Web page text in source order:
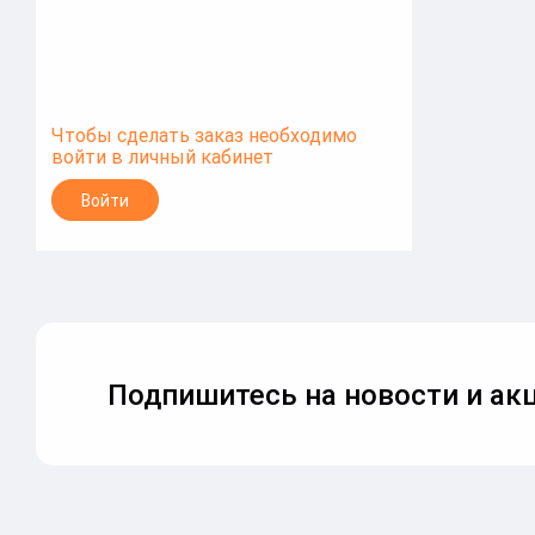
Чтобы сделать заказ необходимо
войти в личный кабинет
Войти
Подпишитесь на новости и